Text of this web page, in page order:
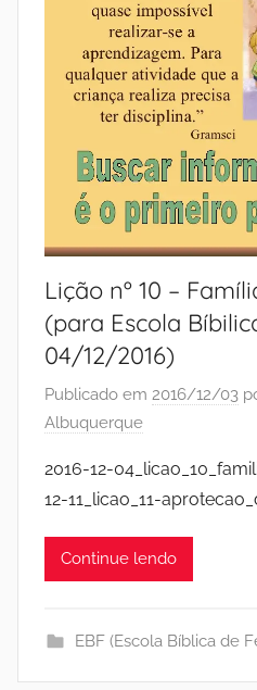
Lição nº 10 –
(para Escola
04/12/2016)
Publicado em 2016/12/03
Albuquerque
2016-12-
12-11_licao_11-
Continue lendo
EBF (Escola Bíblica de